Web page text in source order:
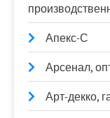
Апекс-С
Арсенал,
Арт-декко,